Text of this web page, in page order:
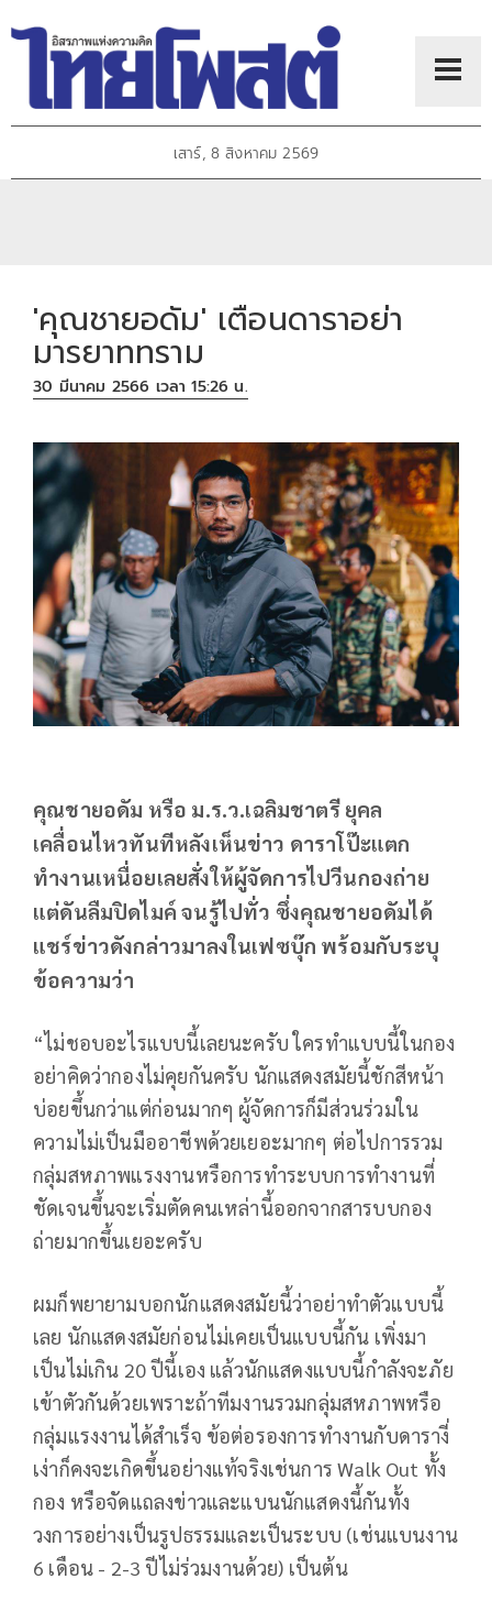
เสาร์, 8 สิงหาคม 2569
'คุณชายอดัม' เตือนดาราอย่า
มารยาททราม
30 มีนาคม 2566 เวลา 15:26 น.
คุณชายอดัม หรือ ม.ร.ว.เฉลิมชาตรี ยุคล
เคลื่อนไหวทันทีหลังเห็นข่าว ดาราโป๊ะแตก
ทำงานเหนื่อยเลยสั่งให้ผู้จัดการไปวีนกองถ่าย
แต่ดันลืมปิดไมค์ จนรู้ไปทั่ว ซึ่งคุณชายอดัมได้
แชร์ข่าวดังกล่าวมาลงในเฟซบุ๊ก พร้อมกับระบุ
ข้อความว่า
“ไม่ชอบอะไรแบบนี้เลยนะครับ ใครทำแบบนี้ในกอง
อย่าคิดว่ากองไม่คุยกันครับ นักแสดงสมัยนี้ชักสีหน้า
บ่อยขึ้นกว่าแต่ก่อนมากๆ ผู้จัดการก็มีส่วนร่วมใน
ความไม่เป็นมืออาชีพด้วยเยอะมากๆ ต่อไปการรวม
กลุ่มสหภาพแรงงานหรือการทำระบบการทำงานที่
ชัดเจนขึ้นจะเริ่มตัดคนเหล่านี้ออกจากสารบบกอง
ถ่ายมากขึ้นเยอะครับ
ผมก็พยายามบอกนักแสดงสมัยนี้ว่าอย่าทำตัวแบบนี้
เลย นักแสดงสมัยก่อนไม่เคยเป็นแบบนี้กัน เพิ่งมา
เป็นไม่เกิน 20 ปีนี้เอง แล้วนักแสดงแบบนี้กำลังจะภัย
เข้าตัวกันด้วยเพราะถ้าทีมงานรวมกลุ่มสหภาพหรือ
กลุ่มแรงงานได้สำเร็จ ข้อต่อรองการทำงานกับดารางี่
เง่าก็คงจะเกิดขึ้นอย่างแท้จริงเช่นการ Walk Out ทั้ง
กอง หรือจัดแถลงข่าวและแบนนักแสดงนี้กันทั้ง
วงการอย่างเป็นรูปธรรมและเป็นระบบ (เช่นแบนงาน
6 เดือน - 2-3 ปีไม่ร่วมงานด้วย) เป็นต้น